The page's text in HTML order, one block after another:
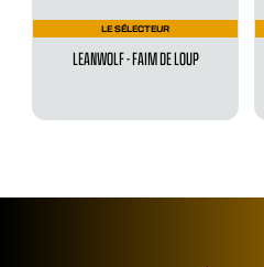
LE SÉLECTEUR
LEANWOLF - FAIM DE LOUP